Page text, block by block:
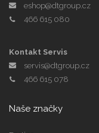
eshop@dtgroup.cz
466 615 080
Kontakt Servis
servis@dtgroup.cz
466 615 078
Naše značky